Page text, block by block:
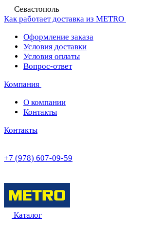
Севастополь
Как работает доставка из METRO
Оформление заказа
Условия доставки
Условия оплаты
Вопрос-ответ
Компания
О компании
Контакты
Контакты
+7 (978) 607-09-59
Каталог